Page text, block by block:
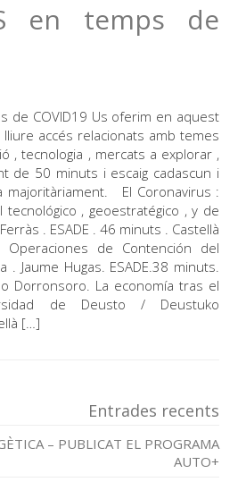
en temps de
de COVID19 Us oferim en aquest
accés relacionats amb temes
, tecnologia , mercats a explorar ,
de 50 minuts i escaig cadascun i
majoritàriament. El Coronavirus :
tecnológico , geoestratégico , y de
. ESADE . 46 minuts . Castellà
de Contención del
. Jaume Hugas. ESADE.38 minuts.
La economía tras el
de Deusto / Deustuko
[…]
Entrades recents
– PUBLICAT EL PROGRAMA
AUTO+